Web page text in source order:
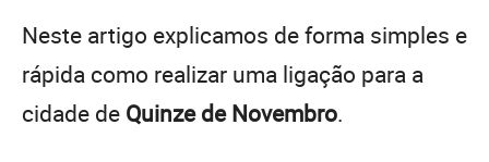
Neste artigo explicamos de forma simples e
rápida como realizar uma ligação para a
cidade de Quinze de Novembro.